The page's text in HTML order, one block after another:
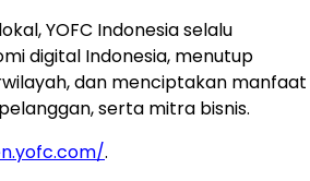
YOFC Indonesia selalu
digital Indonesia, menutup
dan menciptakan manfaat
serta mitra bisnis.
.